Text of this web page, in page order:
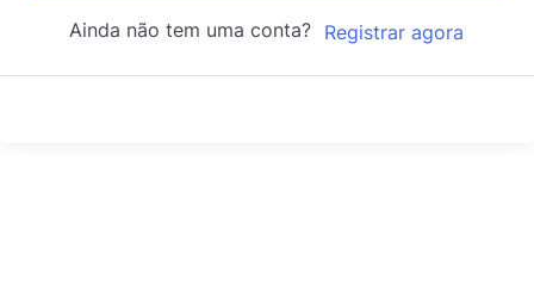
Ainda não tem uma conta? Registrar agora